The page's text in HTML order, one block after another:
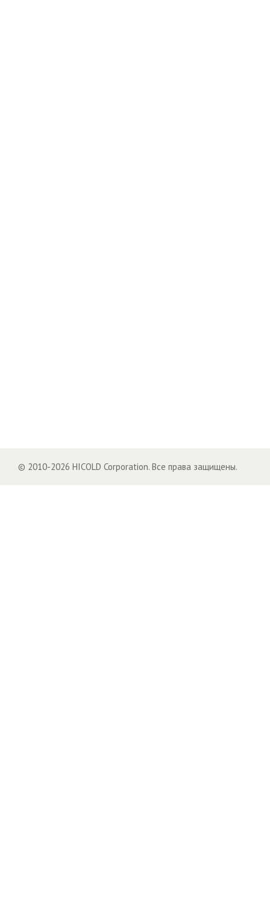
© 2010-2026 HICOLD Corporation. Все права защищены.